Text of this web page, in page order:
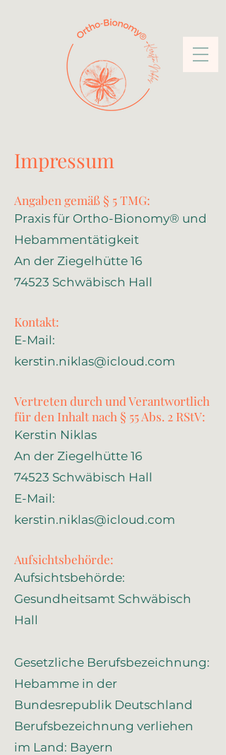
Impressum
Angaben gemäß § 5 TMG:
Praxis für Ortho-Bionomy® und
Hebammentätigkeit
An der Ziegelhütte 16
74523 Schwäbisch Hall
Kontakt:
E-Mail:
kerstin.niklas@icloud.com
Vertreten durch und​​ Verantwortlich
für den Inhalt nach § 55 Abs. 2 RStV:
Kerstin Niklas
An der Ziegelhütte 16
74523 Schwäbisch Hall
E-Mail:
kerstin.niklas@icloud.com
Aufsichtsbehörde:
Aufsichtsbehörde:
Gesundheitsamt Schwäbisch
Hall
Gesetzliche Berufsbezeichnung:
Hebamme in der
Bundesrepublik Deutschland
Berufsbezeichnung verliehen
im Land: Bayern